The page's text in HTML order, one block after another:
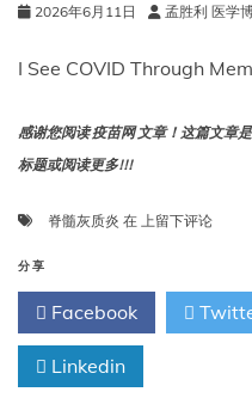
的
献
2026年6月11日 孟胜利 医学
I See COVID Through
感谢您阅读 疫苗网 文章！这篇文章
标题或阅读更多!!!
脊髓灰质炎 在 我
1953
夏
的
上留下评论
分享
Facebook
Linkedin